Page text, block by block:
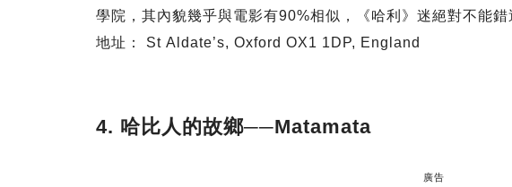
學院，其內貌幾乎與電影有90%相似，《哈利》迷絕對不能錯
地址： St Aldate’s, Oxford OX1 1DP, England
4. 哈比人的故鄉──Matamata
廣告